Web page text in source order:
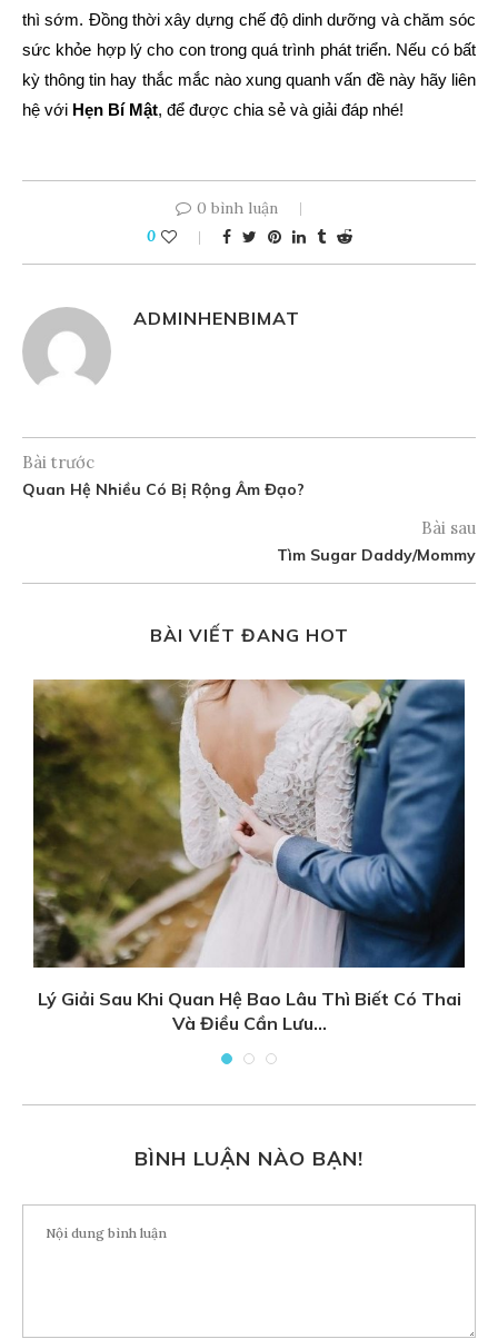
thì sớm. Đồng thời xây dựng chế độ dinh dưỡng và chăm sóc
sức khỏe hợp lý cho con trong quá trình phát triển. Nếu có bất
kỳ thông tin hay thắc mắc nào xung quanh vấn đề này hãy liên
hệ với Hẹn Bí Mật, để được chia sẻ và giải đáp nhé!
0 bình luận
0
ADMINHENBIMAT
Bài trước
Quan Hệ Nhiều Có Bị Rộng Âm Đạo?
Bài sau
Tìm Sugar Daddy/Mommy
BÀI VIẾT ĐANG HOT
Lý Giải Sau Khi Quan Hệ Bao Lâu Thì Biết Có Thai
Và Điều Cần Lưu...
BÌNH LUẬN NÀO BẠN!